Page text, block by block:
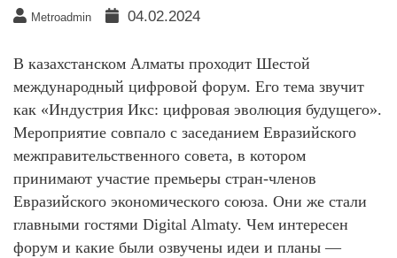
Metroadmin 04.02.2024
В казахстанском Алматы проходит Шестой
международный цифровой форум. Его тема звучит
как «Индустрия Икс: цифровая эволюция будущего».
Мероприятие совпало с заседанием Евразийского
межправительственного совета, в котором
принимают участие премьеры стран-членов
Евразийского экономического союза. Они же стали
главными гостями Digital Almaty. Чем интересен
форум и какие были озвучены идеи и планы —